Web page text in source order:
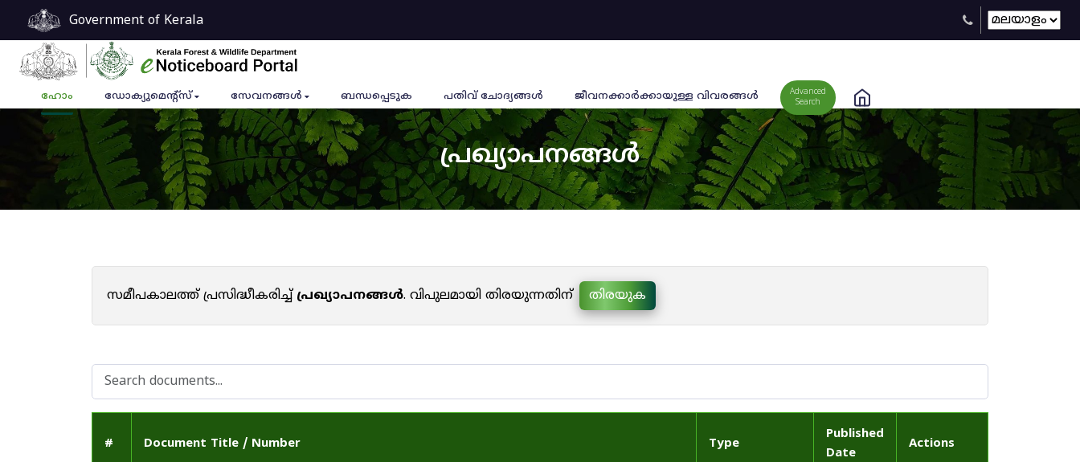
Government of Kerala
ഹോം ഡോക്യുമെൻ്റ്സ് സേവനങ്ങൾ ബന്ധപ്പെടുക പതിവ് ചോദ്യങ്ങൾ ജീവനക്കാര്‍ക്കായുള്ള വിവരങ്ങള്‍
Advanced
Search
പ്രഖ്യാപനങ്ങൾ
സമീപകാലത്ത് പ്രസിദ്ധീകരിച്ച്പ്രഖ്യാപനങ്ങൾ. വിപുലമായി തിരയുന്നതിന് തിരയുക
# Document Title / Number Type
Published
Date
Actions